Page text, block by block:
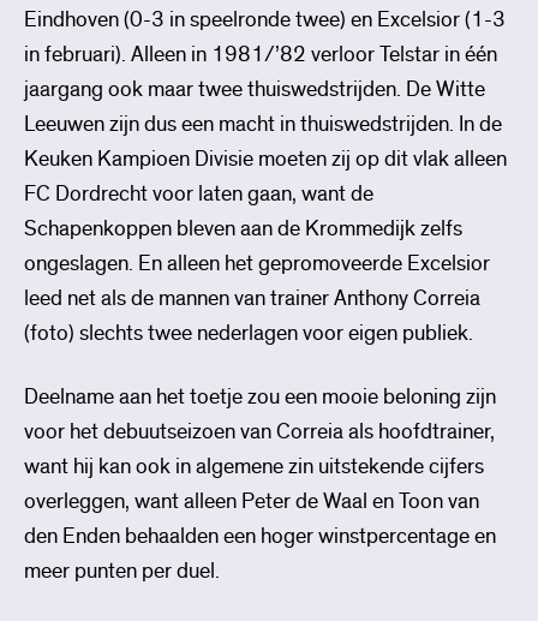
Eindhoven (0-3 in speelronde twee) en Excelsior (1-3
in februari). Alleen in 1981/’82 verloor Telstar in één
jaargang ook maar twee thuiswedstrijden. De Witte
Leeuwen zijn dus een macht in thuiswedstrijden. In de
Keuken Kampioen Divisie moeten zij op dit vlak alleen
FC Dordrecht voor laten gaan, want de
Schapenkoppen bleven aan de Krommedijk zelfs
ongeslagen. En alleen het gepromoveerde Excelsior
leed net als de mannen van trainer Anthony Correia
(foto) slechts twee nederlagen voor eigen publiek.
Deelname aan het toetje zou een mooie beloning zijn
voor het debuutseizoen van Correia als hoofdtrainer,
want hij kan ook in algemene zin uitstekende cijfers
overleggen, want alleen Peter de Waal en Toon van
den Enden behaalden een hoger winstpercentage en
meer punten per duel.